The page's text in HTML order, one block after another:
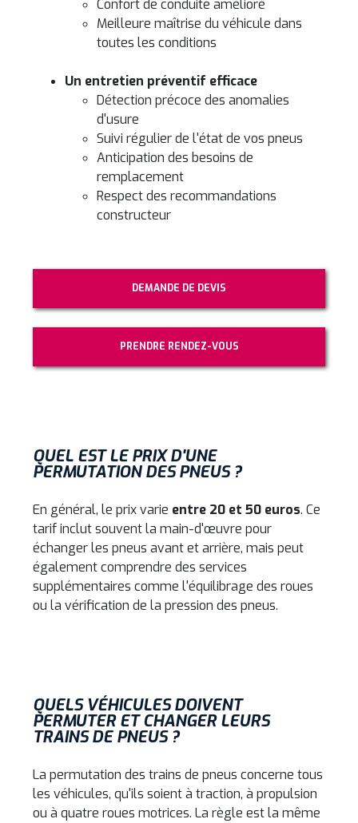
Confort de conduite amélioré
Meilleure maîtrise du véhicule dans
toutes les conditions
Un entretien préventif efficace
Détection précoce des anomalies
d'usure
Suivi régulier de l'état de vos pneus
Anticipation des besoins de
remplacement
Respect des recommandations
constructeur
DEMANDE DE DEVIS
PRENDRE RENDEZ-VOUS
QUEL EST LE PRIX D'UNE
PERMUTATION DES PNEUS ?
En général, le prix varie entre 20 et 50 euros. Ce
tarif inclut souvent la main-d'œuvre pour
échanger les pneus avant et arrière, mais peut
également comprendre des services
supplémentaires comme l'équilibrage des roues
ou la vérification de la pression des pneus.
QUELS VÉHICULES DOIVENT
PERMUTER ET CHANGER LEURS
TRAINS DE PNEUS ?
La permutation des trains de pneus concerne tous
les véhicules, qu'ils soient à traction, à propulsion
ou à quatre roues motrices. La règle est la même